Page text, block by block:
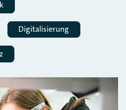
Digitalisierung